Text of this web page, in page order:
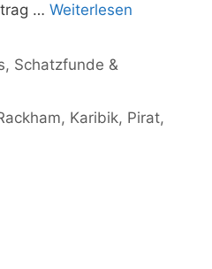
… Weiterlesen
, Schatzfunde &
, Karibik, Pirat,